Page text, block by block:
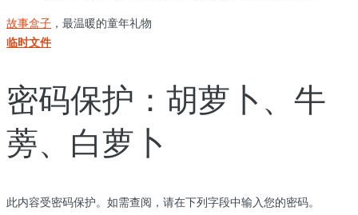
故事盒子 ，最温暖的童年礼物
临时文件
密码保护：胡萝卜、牛
蒡、白萝卜
此内容受密码保护。如需查阅，请在下列字段中输入您的密码。